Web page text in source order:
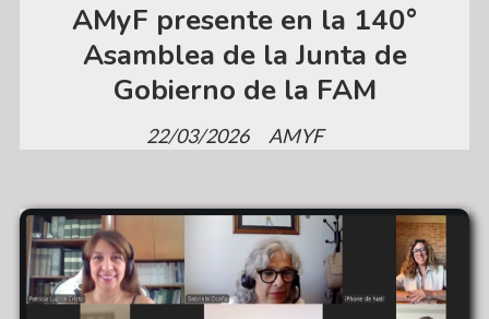
AMyF presente en la 140°
Asamblea de la Junta de
Gobierno de la FAM
AMYF
22/03/2026